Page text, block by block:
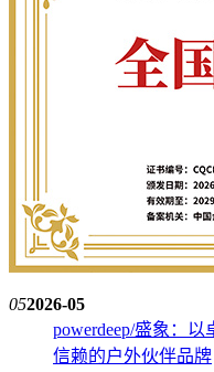
052026-05
powerdeep/盛象：
信赖的户外伙伴品牌